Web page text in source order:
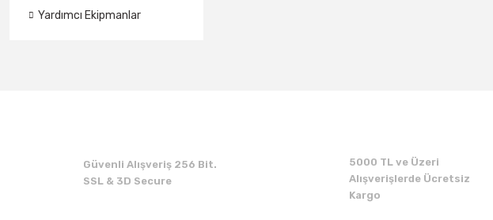
Yardımcı Ekipmanlar
Güvenli Alışveriş 256 Bit.
SSL & 3D Secure
5000 TL ve Üzeri
Alışverişlerde Ücretsiz
Kargo